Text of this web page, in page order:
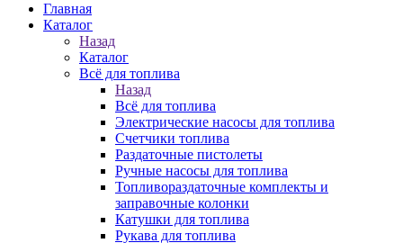
Главная
Каталог
Назад
Каталог
Всё для топлива
Назад
Всё для топлива
Электрические насосы для топлива
Счетчики топлива
Раздаточные пистолеты
Ручные насосы для топлива
Топливораздаточные комплекты и
заправочные колонки
Катушки для топлива
Рукава для топлива